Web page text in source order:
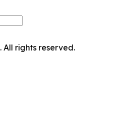
. All rights reserved.